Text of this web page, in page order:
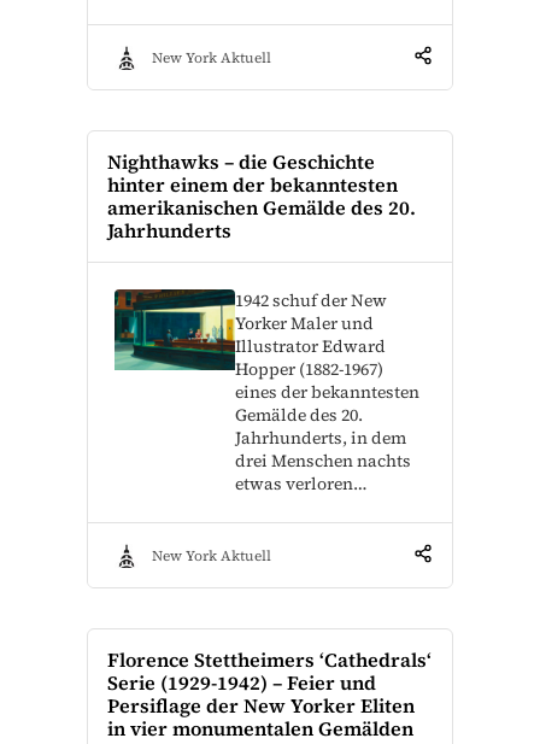
New York Aktuell
Nighthawks – die Geschichte
hinter einem der bekanntesten
amerikanischen Gemälde des 20.
Jahrhunderts
1942 schuf der New
Yorker Maler und
Illustrator Edward
Hopper (1882-1967)
eines der bekanntesten
Gemälde des 20.
Jahrhunderts, in dem
drei Menschen nachts
etwas verloren…
New York Aktuell
Florence Stettheimers ‘Cathedrals‘
Serie (1929-1942) – Feier und
Persiflage der New Yorker Eliten
in vier monumentalen Gemälden